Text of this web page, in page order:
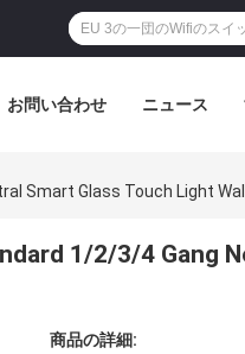
お問い合わせ ニュース
Smart Glass Touch Light
1/2/3/4 Gang
商品の詳細: